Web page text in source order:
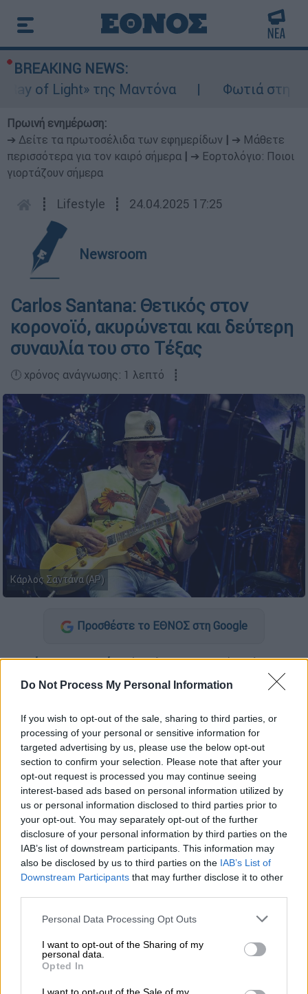
Do Not Process My Personal Information
If you wish to opt-out of the sale, sharing to third parties, or
processing of your personal or sensitive information for
targeted advertising by us, please use the below opt-out
section to confirm your selection. Please note that after your
opt-out request is processed you may continue seeing
interest-based ads based on personal information utilized by
us or personal information disclosed to third parties prior to
your opt-out. You may separately opt-out of the further
disclosure of your personal information by third parties on the
IAB’s list of downstream participants. This information may
also be disclosed by us to third parties on the IAB’s List of
Downstream Participants that may further disclose it to other
Please note that this website/app uses one or more Google
not limited to your visit or usage behaviour. You may click to
grant or deny consent to Google and its third-party tags to
use your data for below specified purposes in below Google
consent section.
Personal Data Processing Opt Outs
I want to opt-out of the Sharing of my
personal data.
Opted In
BREAKING NEWS:
of Light» της Μαντόνα
Φωτιά στη
Πρωινή ενημέρωση:
➔ Δείτε τα πρωτοσέλιδα των εφημερίδων
➔ Μάθετε
περισσότερα για τον καιρό σήμερα
➔ Εορτολόγιο: Ποιοι
γιορτάζουν σήμερα
┋ Lifestyle ┋ 24.04.2025 17:25
Newsroom
Carlos Santana: Θετικός στον
κορονοϊό, ακυρώνεται και δεύτερη
συναυλία του στο Τέξας
🕛 χρόνος ανάγνωσης: 1 λεπτό ┋
Κάρλος Σαντάνα (AP)
Προσθέστε το ΕΘΝΟΣ στη Google
ΟΚάρλος Σαντάνα(Carlos Santana)ανέβαλε
μια ακόμησυναυλίατου στοΤέξας, αυτή τη
βρέθηκε θετικός στηνCovid-19.
Η είδηση έγινε γνωστή μέσω της επίσημης
σελίδας του στο Facebook, στην οποία
ανακοινώθηκε ότι ο θρυλικός κιθαρίστας θα
παραμείνει στο ξενοδοχείο του για να
αναρρώσει. Η συναυλία που ήταν στο
πλαίσιο της περιοδείας του «Oneness Tour»
ήταν προγραμματισμένη να πραγματοποιηθεί
στο Smart Financial Centre.
ΔΙΑΒΑΣΤΕ ΕΠΙΣΗΣ
Lifestyle|24.04.2025 11:25
Σωτηρία Μπέλλου: Δικαστικό θρίλερ